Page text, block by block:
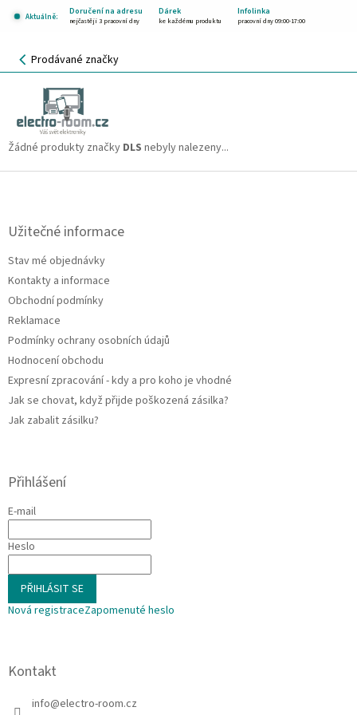
Aktuálně:
Doručení na adresu Dárek Infolinka
nejčastěji 3 pracovní dny ke každému produktu pracovní dny 09:00-17:00
NÁKUPNÍ
KOŠÍK
Prodávané značky
Žádné produkty značky DLS nebyly nalezeny...
Z
Užitečné informace
Stav mé objednávky
Kontakty a informace
Obchodní podmínky
Reklamace
Podmínky ochrany osobních údajů
Hodnocení obchodu
Expresní zpracování - kdy a pro koho je vhodné
Jak se chovat, když přijde poškozená zásilka?
Jak zabalit zásilku?
Přihlášení
E-mail
Heslo
PŘIHLÁSIT SE
Nová registraceZapomenuté heslo
Kontakt
info@electro-room.cz